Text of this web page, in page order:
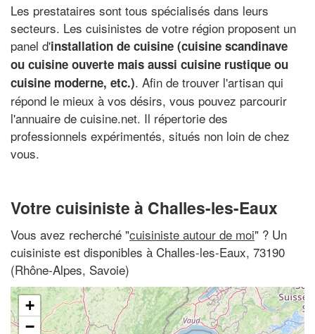
Les prestataires sont tous spécialisés dans leurs
secteurs. Les cuisinistes de votre région proposent un
panel d'installation de cuisine (cuisine scandinave
ou cuisine ouverte mais aussi cuisine rustique ou
cuisine moderne, etc.). Afin de trouver l'artisan qui
répond le mieux à vos désirs, vous pouvez parcourir
l'annuaire de cuisine.net. Il répertorie des
professionnels expérimentés, situés non loin de chez
vous.
Votre cuisiniste à Challes-les-Eaux
Vous avez recherché "cuisiniste autour de moi" ? Un
cuisiniste est disponibles à Challes-les-Eaux, 73190
(Rhône-Alpes, Savoie)
+
−